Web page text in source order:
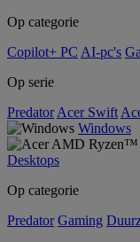
Op categorie
Copilot+ PC AI-pc's
Op serie
Predator Acer Swift
Windows
Desktops
Op categorie
Predator Gaming